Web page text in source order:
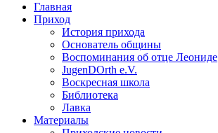
Главная
Приход
История прихода
Основатель общины
Воспоминания об отце Леониде
JugenDOrth e.V.
Воскресная школа
Библиотека
Лавка
Материалы